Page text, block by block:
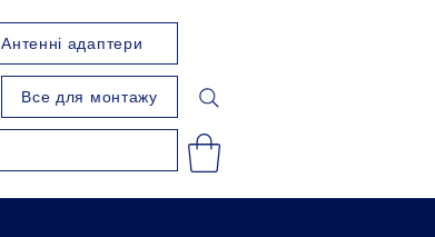
Антенні адаптери
Все для монтажу